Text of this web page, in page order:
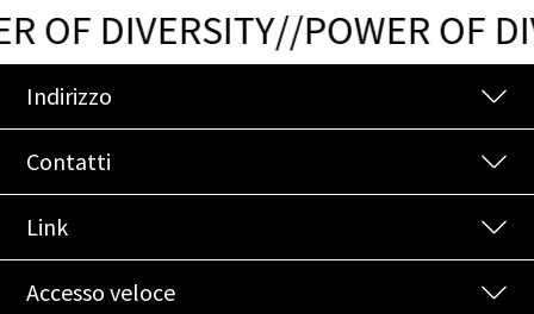
OF DIVERSITY//POWER OF
Indirizzo
Contatti
Link
Accesso veloce